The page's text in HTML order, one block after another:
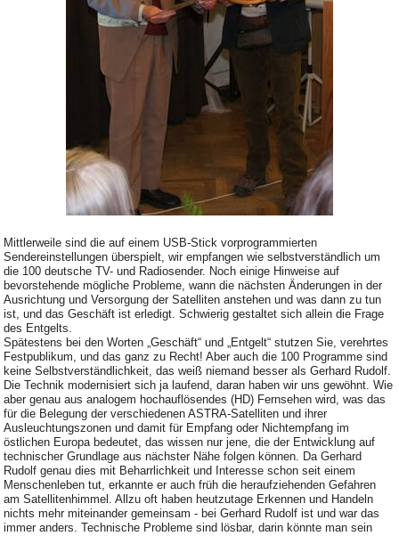
Mittlerweile sind die auf einem USB-Stick vorprogrammierten
Sendereinstellungen überspielt, wir empfangen wie selbstverständlich um
die 100 deutsche TV- und Radiosender. Noch einige Hinweise auf
bevorstehende mögliche Probleme, wann die nächsten Änderungen in der
Ausrichtung und Versorgung der Satelliten anstehen und was dann zu tun
ist, und das Geschäft ist erledigt. Schwierig gestaltet sich allein die Frage
des Entgelts.
Spätestens bei den Worten „Geschäft“ und „Entgelt“ stutzen Sie, verehrtes
Festpublikum, und das ganz zu Recht! Aber auch die 100 Programme sind
keine Selbstverständlichkeit, das weiß niemand besser als Gerhard Rudolf.
Die Technik modernisiert sich ja laufend, daran haben wir uns gewöhnt. Wie
aber genau aus analogem hochauflösendes (HD) Fernsehen wird, was das
für die Belegung der verschiedenen ASTRA-Satelliten und ihrer
Ausleuchtungszonen und damit für Empfang oder Nichtempfang im
östlichen Europa bedeutet, das wissen nur jene, die der Entwicklung auf
technischer Grundlage aus nächster Nähe folgen können. Da Gerhard
Rudolf genau dies mit Beharrlichkeit und Interesse schon seit einem
Menschenleben tut, erkannte er auch früh die heraufziehenden Gefahren
am Satellitenhimmel. Allzu oft haben heutzutage Erkennen und Handeln
nichts mehr miteinander gemeinsam - bei Gerhard Rudolf ist und war das
immer anders. Technische Probleme sind lösbar, darin könnte man sein